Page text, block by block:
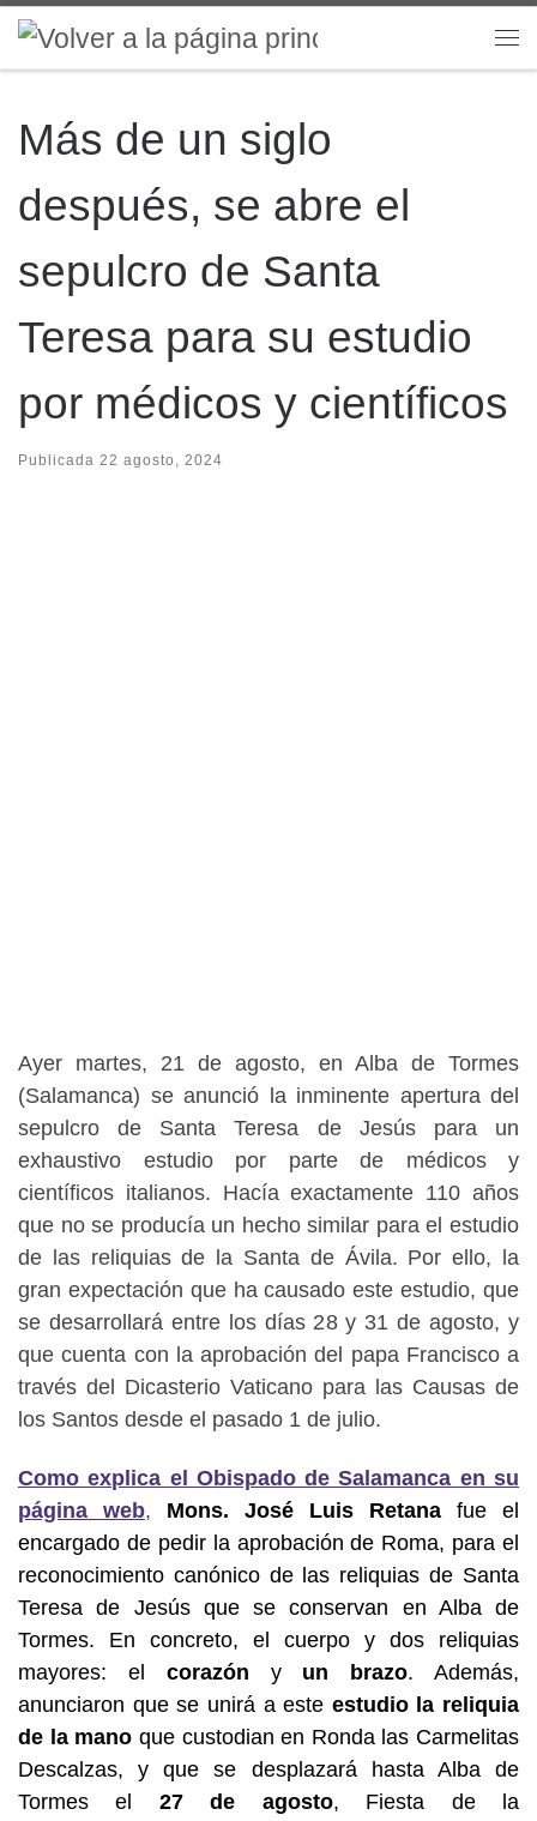
Saltar al contenido
Más de un siglo
después, se abre el
sepulcro de Santa
Teresa para su estudio
por médicos y científicos
Publicada 22 agosto, 2024
Ayer martes, 21 de agosto, en Alba de Tormes
(Salamanca) se anunció la inminente apertura del
sepulcro de Santa Teresa de Jesús para un
exhaustivo estudio por parte de médicos y
científicos italianos. Hacía exactamente 110 años
que no se producía un hecho similar para el estudio
de las reliquias de la Santa de Ávila. Por ello, la
gran expectación que ha causado este estudio, que
se desarrollará entre los días 28 y 31 de agosto, y
que cuenta con la aprobación del papa Francisco a
través del Dicasterio Vaticano para las Causas de
los Santos desde el pasado 1 de julio.
Como explica el Obispado de Salamanca en su
página web, Mons. José Luis Retana fue el
encargado de pedir la aprobación de Roma, para el
reconocimiento canónico de las reliquias de Santa
Teresa de Jesús que se conservan en Alba de
Tormes. En concreto, el cuerpo y dos reliquias
mayores: el corazón y un brazo. Además,
anunciaron que se unirá a este estudio la reliquia
de la mano que custodian en Ronda las Carmelitas
Descalzas, y que se desplazará hasta Alba de
Tormes el 27 de agosto, Fiesta de la